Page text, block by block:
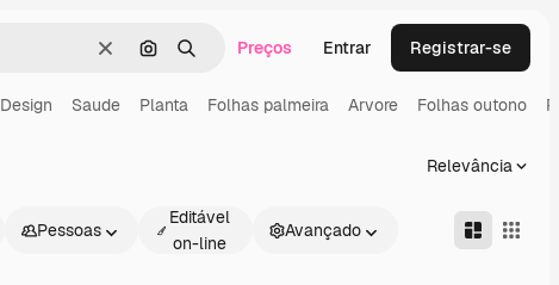
LimparPesquisar por imagem
BuscarPreços Entrar Registrar-se
Design Saude Planta Folhas palmeira Arvore Folhas outono
Relevância
Pessoas
Editável
on-line
Avançado